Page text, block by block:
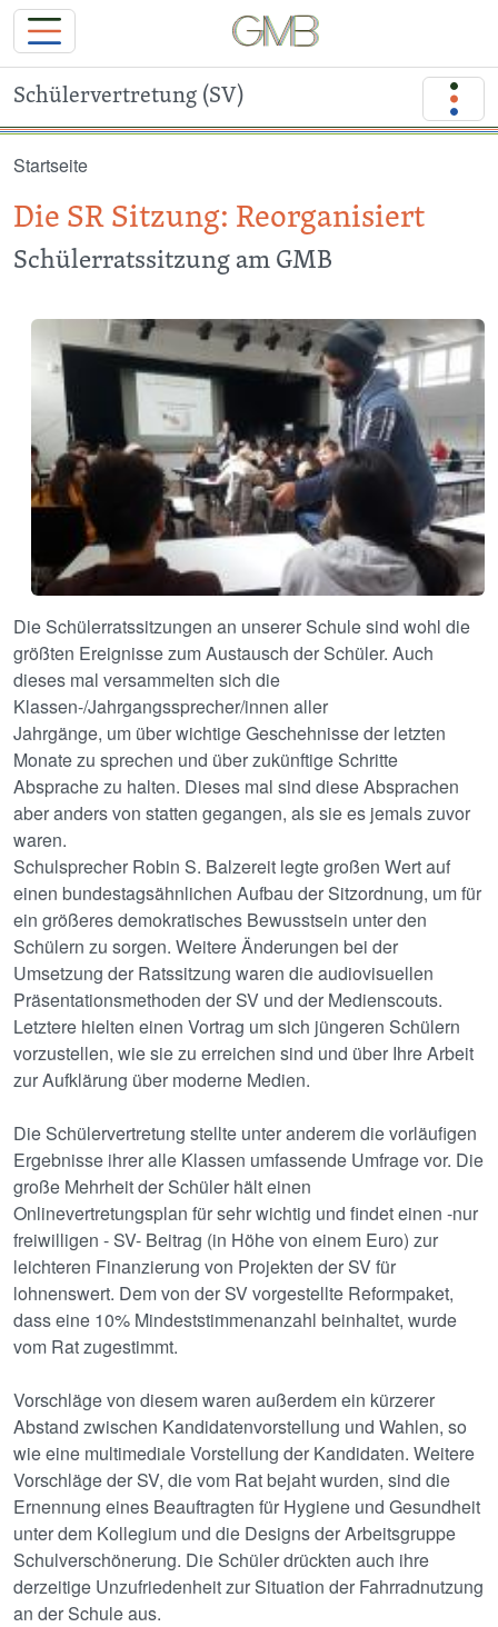
Schülervertretung (SV)
Startseite
Die SR Sitzung: Reorganisiert
Schülerratssitzung am GMB
Image
Die Schülerratssitzungen an unserer Schule sind wohl die
größten Ereignisse zum Austausch der Schüler. Auch
dieses mal versammelten sich die
Klassen-/Jahrgangssprecher/innen aller
Jahrgänge, um über wichtige Geschehnisse der letzten
Monate zu sprechen und über zukünftige Schritte
Absprache zu halten. Dieses mal sind diese Absprachen
aber anders von statten gegangen, als sie es jemals zuvor
waren.
Schulsprecher Robin S. Balzereit legte großen Wert auf
einen bundestagsähnlichen Aufbau der Sitzordnung, um für
ein größeres demokratisches Bewusstsein unter den
Schülern zu sorgen. Weitere Änderungen bei der
Umsetzung der Ratssitzung waren die audiovisuellen
Präsentationsmethoden der SV und der Medienscouts.
Letztere hielten einen Vortrag um sich jüngeren Schülern
vorzustellen, wie sie zu erreichen sind und über Ihre Arbeit
zur Aufklärung über moderne Medien.
Die Schülervertretung stellte unter anderem die vorläufigen
Ergebnisse ihrer alle Klassen umfassende Umfrage vor. Die
große Mehrheit der Schüler hält einen
Onlinevertretungsplan für sehr wichtig und findet einen -nur
freiwilligen - SV- Beitrag (in Höhe von einem Euro) zur
leichteren Finanzierung von Projekten der SV für
lohnenswert. Dem von der SV vorgestellte Reformpaket,
dass eine 10% Mindeststimmenanzahl beinhaltet, wurde
vom Rat zugestimmt.
Vorschläge von diesem waren außerdem ein kürzerer
Abstand zwischen Kandidatenvorstellung und Wahlen, so
wie eine multimediale Vorstellung der Kandidaten. Weitere
Vorschläge der SV, die vom Rat bejaht wurden, sind die
Ernennung eines Beauftragten für Hygiene und Gesundheit
unter dem Kollegium und die Designs der Arbeitsgruppe
Schulverschönerung. Die Schüler drückten auch ihre
derzeitige Unzufriedenheit zur Situation der Fahrradnutzung
an der Schule aus.